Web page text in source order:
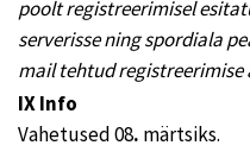
poolt registreerimisel
serverisse ning spordiala
mail tehtud registreerimise
IX Info
Vahetused 08. märtsiks.